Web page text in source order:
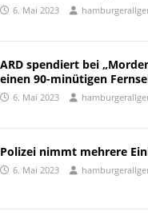
6. Mai 2023
ARD spendiert bei
einen 90-minütigen
6. Mai 2023
Polizei nimmt mehrere
6. Mai 2023